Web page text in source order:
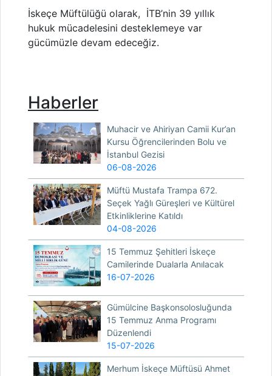
İskeçe Müftülüğü olarak, İTB’nin 39 yıllık
hukuk mücadelesini desteklemeye var
gücümüzle devam edeceğiz.
Haberler
Muhacir ve Ahiriyan Camii Kur’an
Kursu Öğrencilerinden Bolu ve
İstanbul Gezisi
06-08-2026
Müftü Mustafa Trampa 672.
Seçek Yağlı Güreşleri ve Kültürel
Etkinliklerine Katıldı
04-08-2026
15 Temmuz Şehitleri İskeçe
Camilerinde Dualarla Anılacak
16-07-2026
Gümülcine Başkonsolosluğunda
15 Temmuz Anma Programı
Düzenlendi
15-07-2026
Merhum İskeçe Müftüsü Ahmet